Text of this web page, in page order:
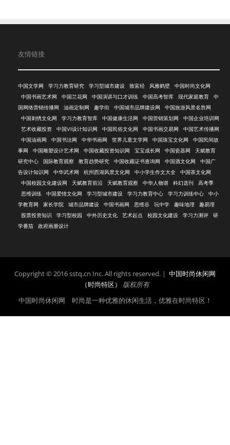
友情链接
中国文学网 学习力教育研究 学习型城市建设 致富经 风雅鹤壁
中国时尚文化网
中国书画艺术网
中国兰花网 中国演讲与口才训练 中国高考智库 现代家庭教育
中
国网络营销传播网
油画定制网 趣学街 中国城市品牌建设网
中国旅游风景名胜网
中国刺绣文化网
学习力教育智库 中国健康生活网 中国营销策划网
中国企业培训网
艺术收藏投资
中国VI设计知识网 中国民俗文化网 中国书画交易网
中国艺术传播网
中国油画网
中国书法网 中华书画网 世界儿童文学网 中国珠宝文化网
中国民间故
事网
中国雕塑设计艺术网 中国收藏投资知识网 宝宝成长网 中国瓷器网
天赋教育
研究中心
国际教育观察 教育趋势研究 中国收藏证书查询网 中国酒文化网
中国广
告设计知识网
中华武术网 杭州西湖风景文化网 中小学生作文大全
中国茶文化网
中国校园文化建设网
天赋教育前沿 天赋教育观察 中华人物谱 科幻选刊
高考季
思维训练
中国爱情文化网 学习型城市建设 学习力教育中心 学习力训练中心
中小
学教育网
家长学院 城市品牌建设 中国书画网 思维谷 玩中学 趣味地理
趣易理
股票投资知识
学习型校园 中外历史文化 艺术起点 校园文化建设 学习力测评
研
学番茄
政府画册设计
Copyright © 2016 sstq.cn Inc. All rights reserved. | 中国时尚休闲网
（时尚特区）
版权所有
中国时尚休闲网 时尚是一种优雅的休闲生活，优雅在时尚特区！